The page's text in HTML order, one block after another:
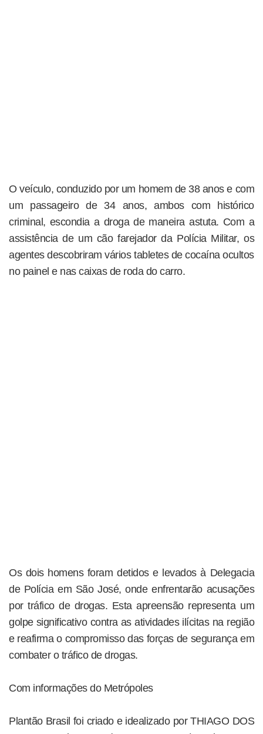
O veículo, conduzido por um homem de 38 anos e com
um passageiro de 34 anos, ambos com histórico
criminal, escondia a droga de maneira astuta. Com a
assistência de um cão farejador da Polícia Militar, os
agentes descobriram vários tabletes de cocaína ocultos
no painel e nas caixas de roda do carro.
Os dois homens foram detidos e levados à Delegacia
de Polícia em São José, onde enfrentarão acusações
por tráfico de drogas. Esta apreensão representa um
golpe significativo contra as atividades ilícitas na região
e reafirma o compromisso das forças de segurança em
combater o tráfico de drogas.
Com informações do Metrópoles
Plantão Brasil foi criado e idealizado por THIAGO DOS